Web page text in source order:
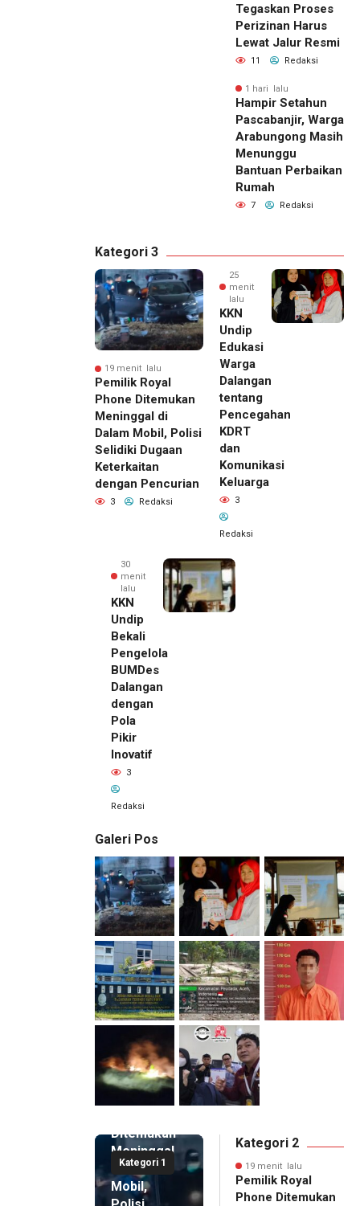
Tegaskan Proses
Perizinan Harus
Lewat Jalur Resmi
11 Redaksi
1 hari lalu
Hampir Setahun
Pascabanjir, Warga
Arabungong Masih
Menunggu
Bantuan Perbaikan
Rumah
7 Redaksi
Kategori 3
19 menit lalu
Pemilik Royal
Phone Ditemukan
Meninggal di
Dalam Mobil, Polisi
Selidiki Dugaan
Keterkaitan
dengan Pencurian
3 Redaksi
25
menit
lalu
KKN
Undip
Edukasi
Warga
Dalangan
tentang
Pencegahan
KDRT
dan
Komunikasi
Keluarga
3
Redaksi
30
menit
lalu
KKN
Undip
Bekali
Pengelola
BUMDes
Dalangan
dengan
Pola
Pikir
Inovatif
3
Redaksi
Galeri Pos
Kategori 1
19 menit
lalu
Pemilik
Ditemukan
Meninggal
di Dalam
Mobil,
Kategori 2
19 menit lalu
Pemilik Royal
Phone Ditemukan